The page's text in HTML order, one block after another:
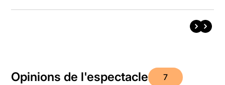
Opinions de l'espectacle 7